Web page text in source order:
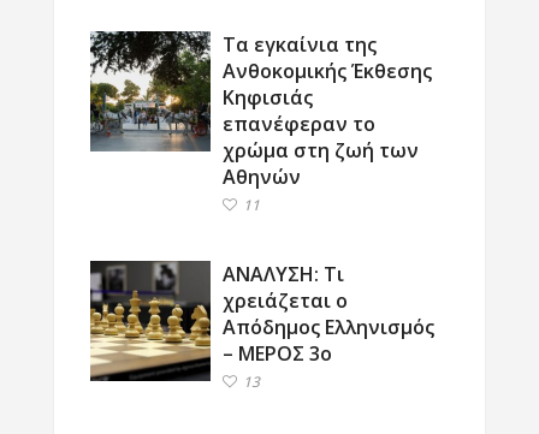
Τα εγκαίνια της
Ανθοκομικής Έκθεσης
Κηφισιάς
επανέφεραν το
χρώμα στη ζωή των
Αθηνών
11
ΑΝΑΛΥΣΗ: Τι
χρειάζεται ο
Απόδημος Ελληνισμός
– ΜΕΡΟΣ 3ο
13